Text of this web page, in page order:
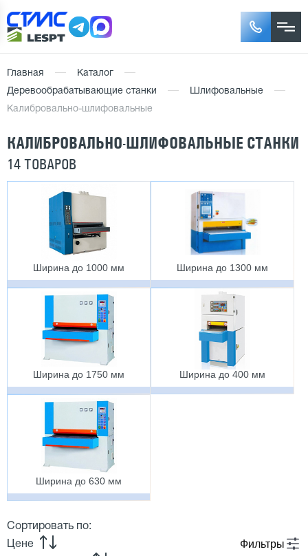
Главная
Каталог
Деревообрабатывающие станки
Шлифовальные
Калибровально-шлифовальные
КАЛИБРОВАЛЬНО-ШЛИФОВАЛЬНЫЕ СТАНКИ
14 ТОВАРОВ
Ширина до 1000 мм Ширина до 1300 мм
Ширина до 1750 мм Ширина до 400 мм
Ширина до 630 мм
Фильтры
Сортировать по:
Цене